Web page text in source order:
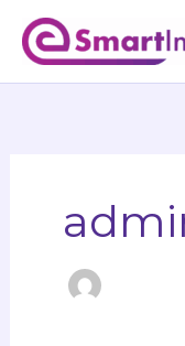
Aller
contenu